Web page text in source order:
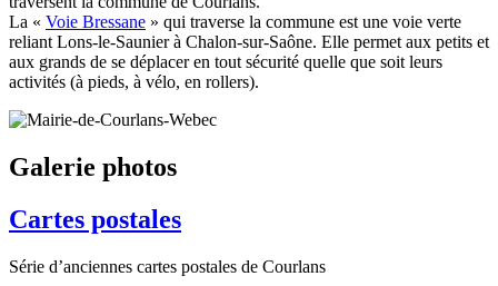
La « Voie Bressane » qui traverse la commune est une voie verte
reliant Lons-le-Saunier à Chalon-sur-Saône. Elle permet aux petits et
aux grands de se déplacer en tout sécurité quelle que soit leurs
activités (à pieds, à vélo, en rollers).
Galerie photos
Cartes postales
Série d’anciennes cartes postales de Courlans